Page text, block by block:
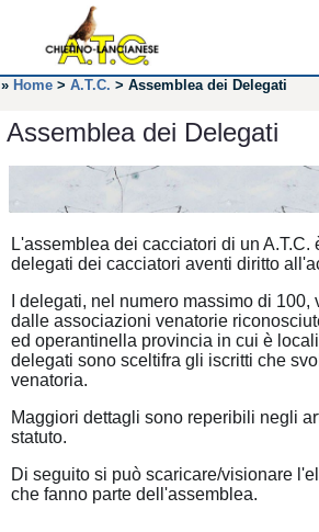
» Home > A.T.C. > Assemblea dei Delegati
Assemblea dei Delegati
L'assemblea dei cacciatori di un A.T.C.
delegati dei cacciatori aventi diritto
I delegati, nel numero massimo di
dalle associazioni venatorie
ed operantinella provincia in cui è
delegati sono sceltifra gli iscritti che
venatoria.
Maggiori dettagli sono reperibili negli
statuto.
Di seguito si può scaricare/visionare
che fanno parte dell'assemblea.